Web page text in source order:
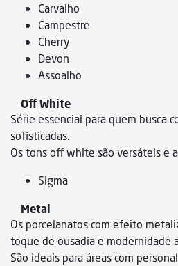
Carvalho
Campestre
Cherry
Devon
Assoalho
Off White
Série essencial para quem busca
sofisticadas.
Os tons off white são versáteis e
Sigma
Metal
Os porcelanatos com efeito
toque de ousadia e modernidade
São ideais para áreas com